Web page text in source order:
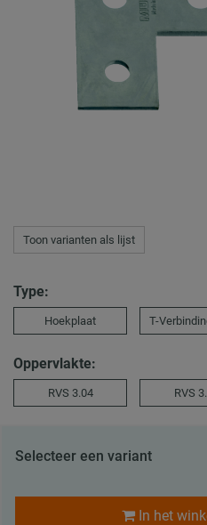
Toon varianten als lijst
Type:
Hoekplaat T-
Oppervlakte:
RVS 3.04 RVS
Selecteer een variant
In het